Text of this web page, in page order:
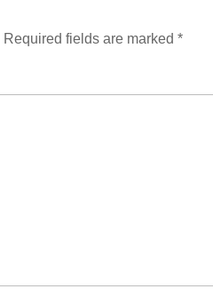
Required fields are marked *